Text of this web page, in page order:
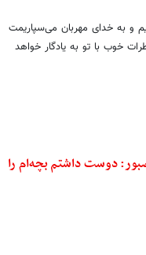
و به خدای مهربان می‌سپاریمت
خوب با تو به یادگار خواهد
دوست داشتم بچه‌ام را